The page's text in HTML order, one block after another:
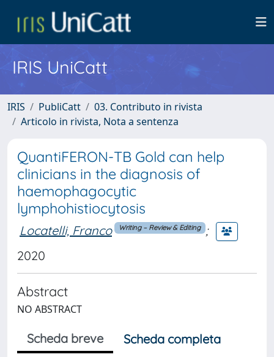
IRIS UniCatt
IRIS PubliCatt
03. Contributo in rivista
Articolo in rivista, Nota a sentenza
QuantiFERON-TB Gold can help
clinicians in the diagnosis of
haemophagocytic
lymphohistiocytosis
Locatelli, Franco Writing – Review & Editing ;
2020
Abstract
NO ABSTRACT
Scheda breve
Scheda completa